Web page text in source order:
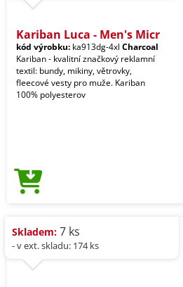
Kariban Luca - Men's Micr
kód výrobku: ka913dg-4xl Charcoal
Kariban - kvalitní značkový reklamní
textil: bundy, mikiny, větrovky,
fleecové vesty pro muže. Kariban
100% polyesterov
Skladem: 7 ks
- v ext. skladu: 174 ks